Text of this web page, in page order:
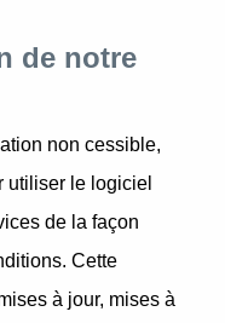
de notre
non cessible,
utiliser le logiciel
de la façon
Cette
à jour, mises à